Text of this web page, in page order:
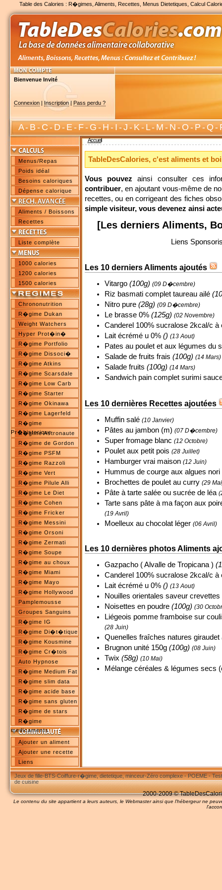
Table des Calories : R�gimes, Aliments, Recettes, Menus Dietetiques, Calcul
Bienvenue Invité
Connexion| Inscription| Pass perdu ?
A-B-C-D-E-F-G-H-I-J-K-L-M-N-O-P-Q-
Accueil
Menus/Repas
Poids idéal
Besoins caloriques
Dépense calorique
Aliments / Boissons
Recettes
Liste complète
1000 calories
1200 calories
1500 calories
Chrononutrition
R�gime Dukan
Weight Watchers
Hyper Prot�in�
R�gime Portfolio
R�gime Dissoci�
R�gime Atkins
R�gime Scarsdale
R�gime Low Carb
R�gime Starter
R�gime Okinawa
R�gime Lagerfeld
R�gime
Pr�historique
R�gime Astronaute
R�gime de Gordon
R�gime PSFM
R�gime Razzoli
R�gime Vert
R�gime Pilule Alli
R�gime Le Diet
R�gime Cohen
R�gime Fricker
R�gime Messini
R�gime Orsoni
R�gime Zermati
R�gime Soupe
R�gime au choux
R�gime Miami
R�gime Mayo
R�gime Hollywood
Pamplemousse
Groupes Sanguins
R�gime IG
R�gime Di�t�tique
R�gime Kousmine
R�gime Cr�tois
Auto Hypnose
R�gime Medium Fat
R�gime slim data
R�gime acide base
R�gime sans gluten
R�gime de stars
R�gime
medicaments
Ajouter un aliment
Ajouter une recette
Liens
TableDesCalories, c'est aliments et
Vous pouvez ainsi consulter ces
contribuer, en ajoutant vous-même de
recettes, ou en corrigeant des fiches
simple visiteur, vous devenez ainsi
[Les derniers Aliments,
Liens
Les 10 derniers Aliments ajoutés
Vitargo (100g) (09 D�cembre)
Riz basmati complet taureau ailé
Nitro pure (28g) (09 D�cembre)
Le brasse 0% (125g) (02 Novembre)
Canderel 100% sucralose 2kcal/c à
Lait écrémé u 0% () (13 Aout)
Pates au poulet et aux légumes du
Salade de fruits frais (100g) (14 Mars)
Salade fruits (100g) (14 Mars)
Sandwich pain complet surimi
Les 10 dernières Recettes ajoutées
Muffin salé (10 Janvier)
Pâtes au jambon (m) (07 D�cembre)
Super fromage blanc (12 Octobre)
Poulet aux petit pois (28 Juillet)
Hamburger vrai maison (12 Juin)
Hummus de courge aux algues nori
Brochettes de poulet au curry (29
Pâte à tarte salée ou sucrée de léa
Tarte sans pâte à ma façon aux
(19 Avril)
Moelleux au chocolat léger (06 Avril)
Les 10 dernières photos Aliments
Gazpacho ( Alvalle de Tropicana )
Canderel 100% sucralose 2kcal/c à
Lait écrémé u 0% () (13 Aout)
Nouilles orientales saveur crevettes
Noisettes en poudre (100g) (30
Liégeois pomme framboise sur
(28 Juin)
Quenelles fraîches natures giraudet
Brugnon unité 150g (100g) (08 Juin)
Twix (58g) (10 Mai)
Mélange céréales & légumes secs
Jeux de fille-BTS-Coiffure-r�gime, dietetique, minceur-Zéro complexe-POEME-
de cuisine
2000-2009 ©
Le contenu du site appartient a leurs auteurs, le Webmaster ainsi que l'hébergeur ne